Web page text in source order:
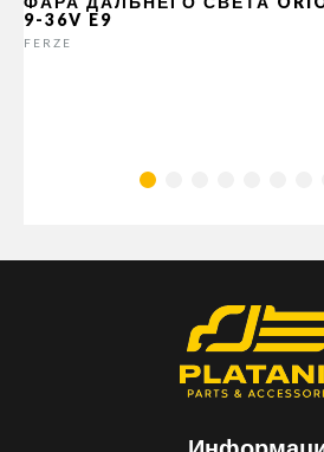
9-36V E9
FERZE